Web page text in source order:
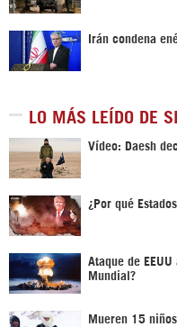
Irán condena
LO MÁS LEÍDO DE
Vídeo: Daesh
¿Por qué
Ataque de
Mundial?
Mueren 15